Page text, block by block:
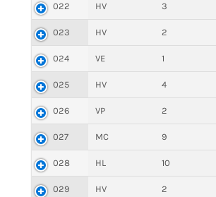
022 HV 3
023 HV 2
024 VE 1
025 HV 4
026 VP 2
027 MC 9
028 HL 10
029 HV 2